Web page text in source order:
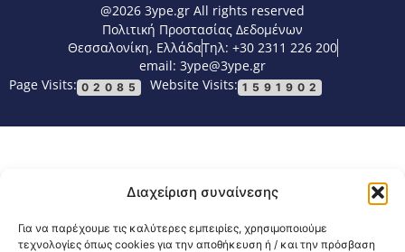
Διαχείριση συναίνεσης
Για να παρέχουμε τις καλύτερες εμπειρίες, χρησιμοποιούμε
τεχνολογίες όπως cookies για την αποθήκευση ή / και την πρόσβαση
@2026 3ype.gr All rights reserved
Πολιτική Προστασίας Δεδομένων
Θεσσαλονίκη, ΕλλάδαΤηλ: +30 2311 226 200
email: 3ype@3ype.gr
Page Visits: 02085 Website Visits: 1591902